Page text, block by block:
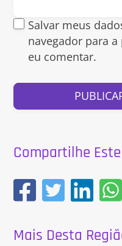
Salvar meus
navegador para
eu comentar.
Compartilhe
Mais Desta